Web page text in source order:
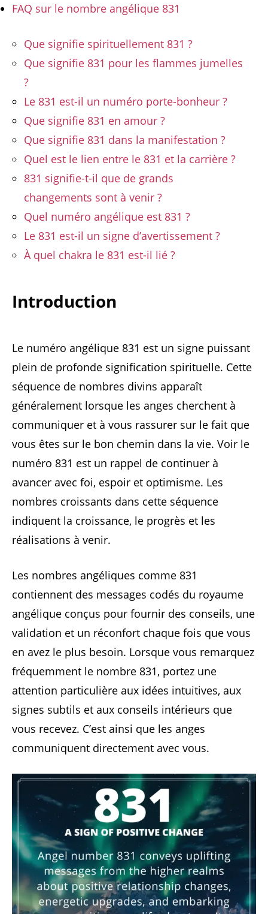
FAQ sur le nombre angélique 831
Que signifie spirituellement 831 ?
Que signifie 831 pour les flammes jumelles
?
Le 831 est-il un numéro porte-bonheur ?
Que signifie 831 en amour ?
Que signifie 831 dans la manifestation ?
Quel est le lien entre le 831 et la carrière ?
831 signifie-t-il que de grands
changements sont à venir ?
Quel numéro angélique est 831 ?
Le 831 est-il un signe d’avertissement ?
À quel chakra le 831 est-il lié ?
Introduction
Le numéro angélique 831 est un signe puissant
plein de profonde signification spirituelle. Cette
séquence de nombres divins apparaît
généralement lorsque les anges cherchent à
communiquer et à vous rassurer sur le fait que
vous êtes sur le bon chemin dans la vie. Voir le
numéro 831 est un rappel de continuer à
avancer avec foi, espoir et optimisme. Les
nombres croissants dans cette séquence
indiquent la croissance, le progrès et les
réalisations à venir.
Les nombres angéliques comme 831
contiennent des messages codés du royaume
angélique conçus pour fournir des conseils, une
validation et un réconfort chaque fois que vous
en avez le plus besoin. Lorsque vous remarquez
fréquemment le nombre 831, portez une
attention particulière aux idées intuitives, aux
signes subtils et aux conseils intérieurs que
vous recevez. C’est ainsi que les anges
communiquent directement avec vous.